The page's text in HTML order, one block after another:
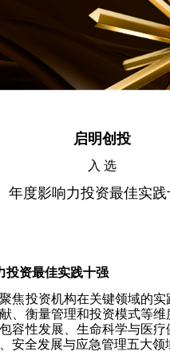
启明创投
入 选
年度影响力投资最佳实践
投资最佳实践十强
焦投资机构在关键领域的
、衡量管理和投资模式等
容性发展、生命科学与医
安全发展与应急管理五大领